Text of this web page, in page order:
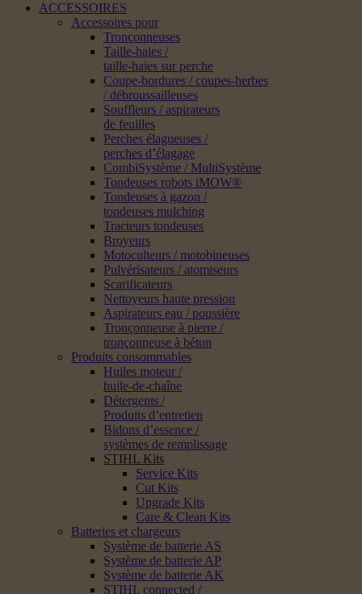
ACCESSOIRES
Accessoires pour
Tronçonneuses
Taille-haies /
taille-haies sur perche
Coupe-bordures / coupes-herbes
/ débroussailleuses
Souffleurs / aspirateurs
de feuilles
Perches élagueuses /
perches d’élagage
CombiSystème / MultiSystème
Tondeuses robots iMOW®
Tondeuses à gazon /
tondeuses mulching
Tracteurs tondeuses
Broyeurs
Motoculteurs / motobineuses
Pulvérisateurs / atomiseurs
Scarificateurs
Nettoyeurs haute pression
Aspirateurs eau / poussière
Tronçonneuse à pierre /
tronçonneuse à béton
Produits consommables
Huiles moteur /
huile-de-chaîne
Détergents /
Produits d’entretien
Bidons d’essence /
systèmes de remplissage
STIHL Kits
Service Kits
Cut Kits
Upgrade Kits
Care & Clean Kits
Batteries et chargeurs
Système de batterie AS
Système de batterie AP
Système de batterie AK
STIHL connected /